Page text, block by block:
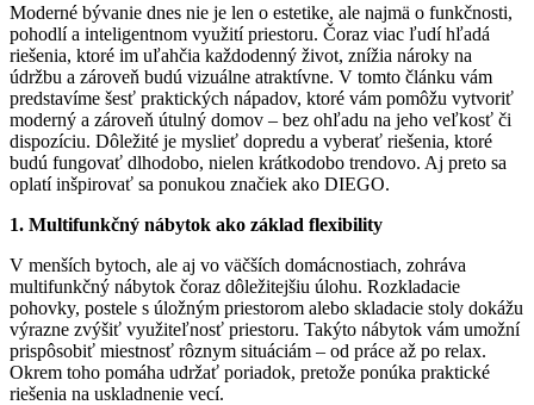
Moderné bývanie dnes nie je len o estetike, ale najmä o funkčnosti,
pohodlí a inteligentnom využití priestoru. Čoraz viac ľudí hľadá
riešenia, ktoré im uľahčia každodenný život, znížia nároky na
údržbu a zároveň budú vizuálne atraktívne. V tomto článku vám
predstavíme šesť praktických nápadov, ktoré vám pomôžu vytvoriť
moderný a zároveň útulný domov – bez ohľadu na jeho veľkosť či
dispozíciu. Dôležité je myslieť dopredu a vyberať riešenia, ktoré
budú fungovať dlhodobo, nielen krátkodobo trendovo. Aj preto sa
oplatí inšpirovať sa ponukou značiek ako DIEGO.
1. Multifunkčný nábytok ako základ flexibility
V menších bytoch, ale aj vo väčších domácnostiach, zohráva
multifunkčný nábytok čoraz dôležitejšiu úlohu. Rozkladacie
pohovky, postele s úložným priestorom alebo skladacie stoly dokážu
výrazne zvýšiť využiteľnosť priestoru. Takýto nábytok vám umožní
prispôsobiť miestnosť rôznym situáciám – od práce až po relax.
Okrem toho pomáha udržať poriadok, pretože ponúka praktické
riešenia na uskladnenie vecí.